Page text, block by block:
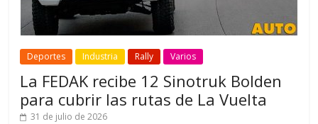
Deportes Industria Rally Varios
La FEDAK recibe 12 Sinotruk Bolden
para cubrir las rutas de La Vuelta
31 de julio de 2026